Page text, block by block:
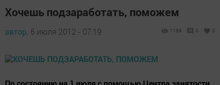
Хочешь подзаработать, поможем
автор, 6 июля 2012 - 07:19 1189 0 0